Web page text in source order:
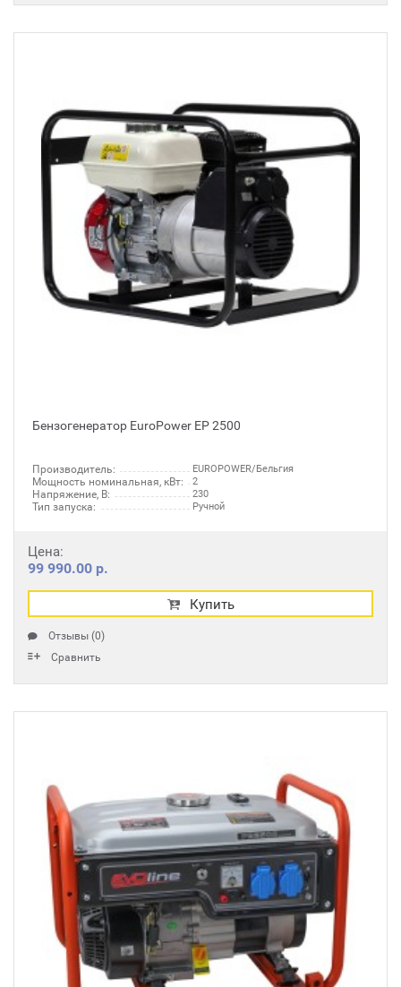
Бензогенератор EuroPower ЕР 2500
Производитель: EUROPOWER/Бельгия
Мощность номинальная, кВт: 2
Напряжение, В: 230
Тип запуска: Ручной
Цена:
99 990.00 р.
Купить
Отзывы (0)
Сравнить